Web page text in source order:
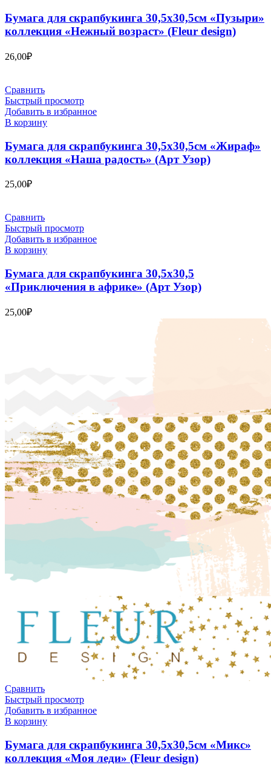
Бумага для скрапбукинга 30,5х30,5см «Пузыри»
коллекция «Нежный возраст» (Fleur design)
26,00₽
Сравнить
Быстрый просмотр
Добавить в избранное
В корзину
Бумага для скрапбукинга 30,5х30,5см «Жираф»
коллекция «Наша радость» (Арт Узор)
25,00₽
Сравнить
Быстрый просмотр
Добавить в избранное
В корзину
Бумага для скрапбукинга 30,5х30,5
«Приключения в африке» (Арт Узор)
25,00₽
Сравнить
Быстрый просмотр
Добавить в избранное
В корзину
Бумага для скрапбукинга 30,5х30,5см «Микс»
коллекция «Моя леди» (Fleur design)